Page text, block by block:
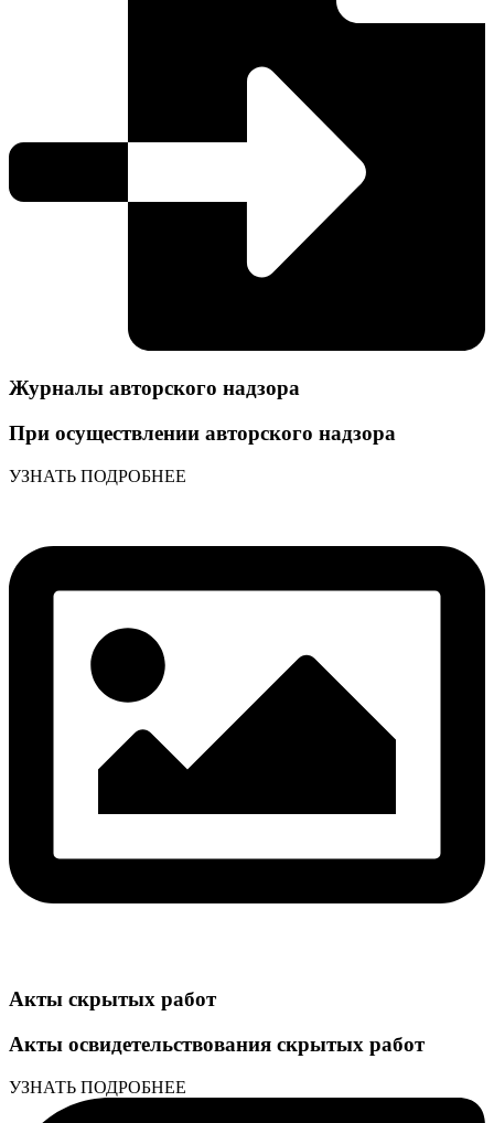
Журналы авторского надзора
При осуществлении авторского надзора
УЗНАТЬ ПОДРОБНЕЕ
Акты скрытых работ
Акты освидетельствования скрытых работ
УЗНАТЬ ПОДРОБНЕЕ